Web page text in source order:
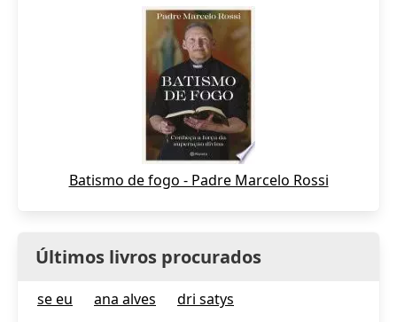
Batismo de fogo - Padre Marcelo Rossi
Últimos livros procurados
se eu ana alves
dri satys